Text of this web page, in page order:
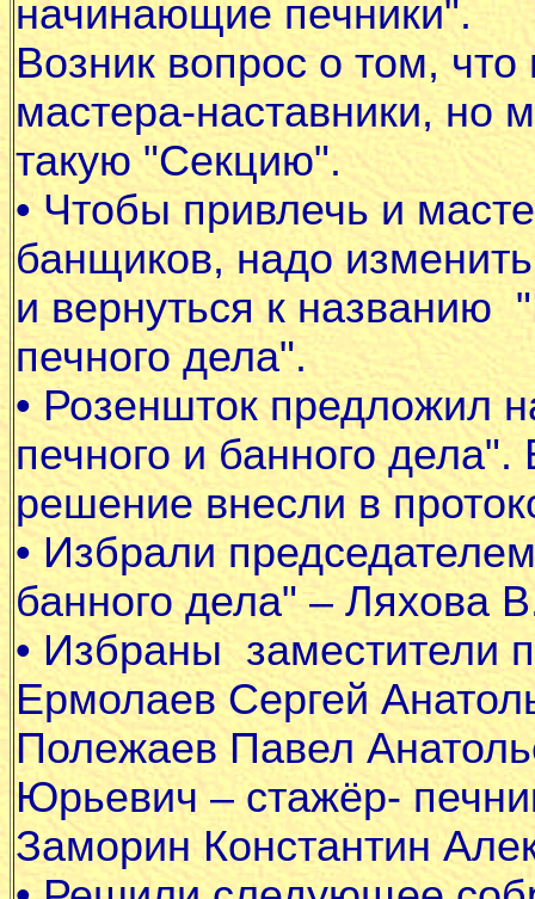
начинающие печники".
Возник вопрос о том,
мастера-наставники, но
такую "Секцию".
• Чтобы привлечь и
банщиков, надо
и вернуться к названию
печного дела".
•Розеншток предложил
печного и банного
решение внесли в
• Избрали
банного дела" – Ляхова
• Избраны заместители
Ермолаев Сергей
Полежаев Павел
Юрьевич – стажёр-
Заморин Константин